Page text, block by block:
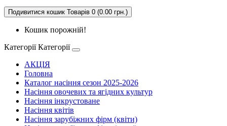
Подивитися кошик Товарів 0 (0.00 грн.)
Кошик порожній!
Категорії Категорії
АКЦІЯ
Головна
Каталог насіння сезон 2025-2026
Насіння овочевих та ягідних культур
Насіння інкрустоване
Насіння квітів
Насіння зарубіжних фірм (квіти)